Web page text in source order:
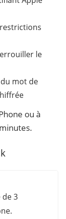
le
mot de
ou à
de 3